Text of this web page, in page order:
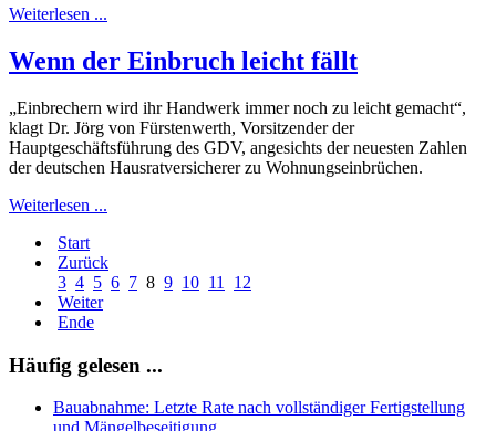
Weiterlesen ...
Wenn der Einbruch leicht fällt
„Einbrechern wird ihr Handwerk immer noch zu leicht gemacht“,
klagt Dr. Jörg von Fürstenwerth, Vorsitzender der
Hauptgeschäftsführung des GDV, angesichts der neuesten Zahlen
der deutschen Hausratversicherer zu Wohnungseinbrüchen.
Weiterlesen ...
Start
Zurück
3 4 5 6 7 8 9 10 11
12
Weiter
Ende
Häufig gelesen ...
Bauabnahme: Letzte Rate nach vollständiger Fertigstellung